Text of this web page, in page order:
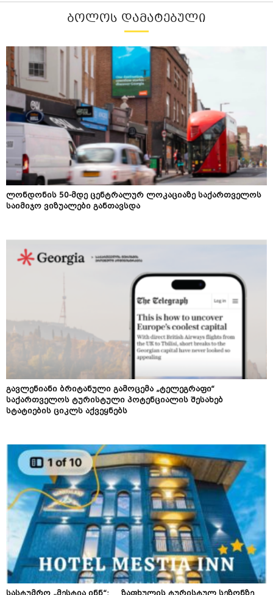
ᲑᲝᲚᲝᲡ ᲓᲐᲛᲐᲢᲔᲑᲣᲚᲘ
ლონდონის 50-მდე ცენტრალურ ლოკაციაზე საქართველოს
საიმიჯო ვიზუალები განთავსდა
გავლენიანი ბრიტანული გამოცემა „ტელეგრაფი“
საქართველოს ტურისტული პოტენციალის შესახებ
სტატიების ციკლს აქვეყნებს